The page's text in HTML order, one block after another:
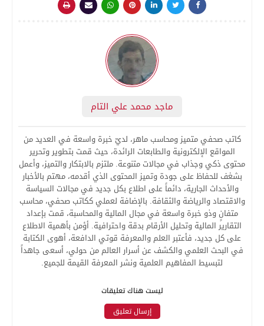
ماجد محمد علي التام
كاتب صحفي متميز ومحاسب ماهر، لديّ خبرة واسعة في العديد من
المواقع الإلكترونية والطابعات الرائدة، حيث قمت بتطوير وتحرير
محتوى ذكي وجذاب في مجالات متنوعة. ملتزم بالابتكار والتميز، وأعمل
بشغف للحفاظ على جودة وتميز المحتوى الذي أقدمه، مهتم بالأخبار
والأحداث الجارية، دائماً على اطلاع بكل جديد في مجالات السياسة
والاقتصاد والرياضة والثقافة. بالإضافة لعملي ككاتب صحفي، محاسب
متفانٍ وذو خبرة واسعة في مجال المالية والمحاسبة، قمت بإعداد
التقارير المالية وتحليل الأرقام بدقة واحترافية. أؤمن بأهمية الاطلاع
على كل جديد، فأعتبر العلم والمعرفة قوتي الدافعة، أهوى الكتابة
في البحث العلمي والكشف عن أسرار العالم من حولي، أسعى جاهداً
لتبسيط المفاهيم العلمية ونشر المعرفة القيمة للجميع.
ليست هناك تعليقات
إرسال تعليق